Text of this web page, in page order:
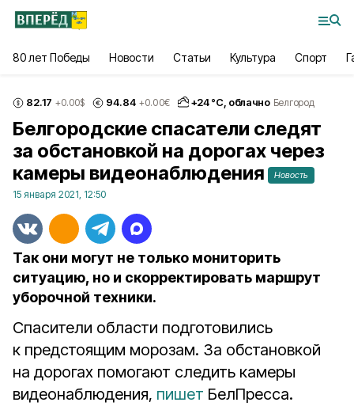
80 лет Победы Новости Статьи Культура Спорт
82.17 +0.00$ 94.84 +0.00€ +24°С, облачно Белгород
Белгородские спасатели следят
за обстановкой на дорогах через
камеры видеонаблюдения
Новость
15 января 2021, 12:50
Так они могут не только мониторить
ситуацию, но и скорректировать маршрут
уборочной техники.
Спасители области подготовились
к предстоящим морозам. За обстановкой
на дорогах помогают следить камеры
видеонаблюдения, пишет БелПресса.